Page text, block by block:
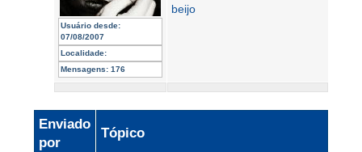
Usuário desde:
07/08/2007
Localidade:
Mensagens: 176
beijo
Enviado
por
Tópico